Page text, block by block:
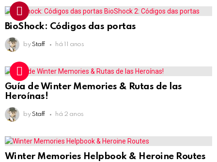
BioShock: Códigos das portas
by Staff há 11 anos
Guía de Winter Memories & Rutas de las
Heroínas!
by Staff há 2 anos
Winter Memories Helpbook & Heroine Routes